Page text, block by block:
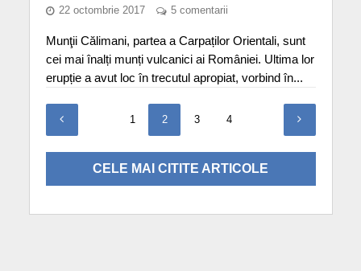
22 octombrie 2017 5 comentarii
Munţii Călimani, partea a Carpaților Orientali, sunt
cei mai înalți munți vulcanici ai României. Ultima lor
erupție a avut loc în trecutul apropiat, vorbind în...
1 2 3 4
CELE MAI CITITE ARTICOLE